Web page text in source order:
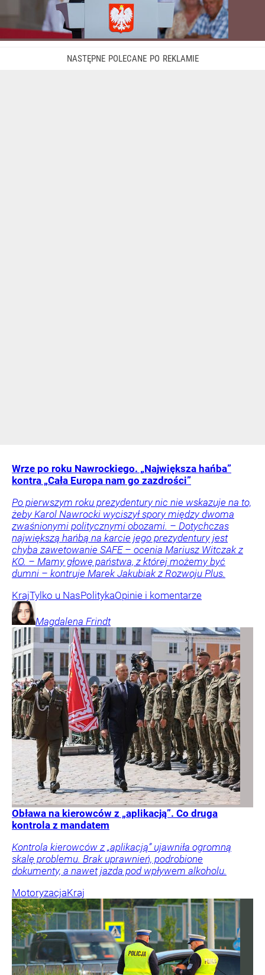
Wrze po roku Nawrockiego. „Największa hańba”
kontra „Cała Europa nam go zazdrości”
Po pierwszym roku prezydentury nic nie wskazuje na to,
żeby Karol Nawrocki wyciszył spory między dwoma
zwaśnionymi politycznymi obozami. – Dotychczas
największą hańbą na karcie jego prezydentury jest
chyba zawetowanie SAFE – ocenia Mariusz Witczak z
KO. – Mamy głowę państwa, z której możemy być
dumni – kontruje Marek Jakubiak z Rozwoju Plus.
KrajTylko u NasPolitykaOpinie i komentarze
Magdalena Frindt
Obława na kierowców z „aplikacją”. Co druga
kontrola z mandatem
Kontrola kierowców z „aplikacją” ujawniła ogromną
skalę problemu. Brak uprawnień, podrobione
dokumenty, a nawet jazda pod wpływem alkoholu.
MotoryzacjaKraj